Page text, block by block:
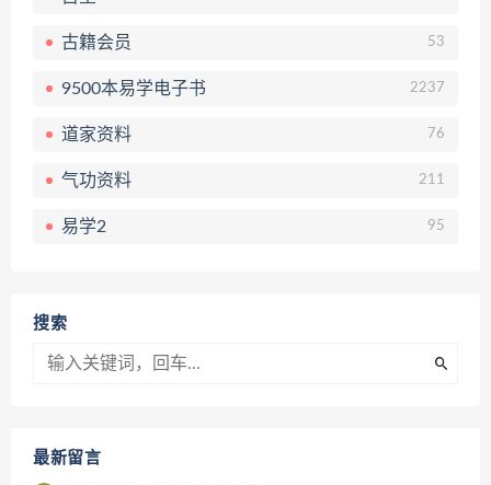
古籍会员 53
9500本易学电子书 2237
道家资料 76
气功资料 211
易学2 95
搜索
最新留言